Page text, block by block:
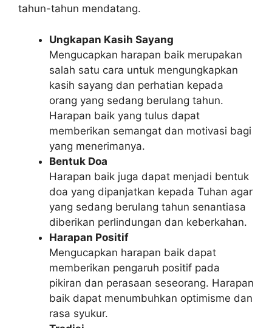
tahun-tahun mendatang.
Ungkapan Kasih Sayang
Mengucapkan harapan baik merupakan
salah satu cara untuk mengungkapkan
kasih sayang dan perhatian kepada
orang yang sedang berulang tahun.
Harapan baik yang tulus dapat
memberikan semangat dan motivasi bagi
yang menerimanya.
Bentuk Doa
Harapan baik juga dapat menjadi bentuk
doa yang dipanjatkan kepada Tuhan agar
yang sedang berulang tahun senantiasa
diberikan perlindungan dan keberkahan.
Harapan Positif
Mengucapkan harapan baik dapat
memberikan pengaruh positif pada
pikiran dan perasaan seseorang. Harapan
baik dapat menumbuhkan optimisme dan
rasa syukur.